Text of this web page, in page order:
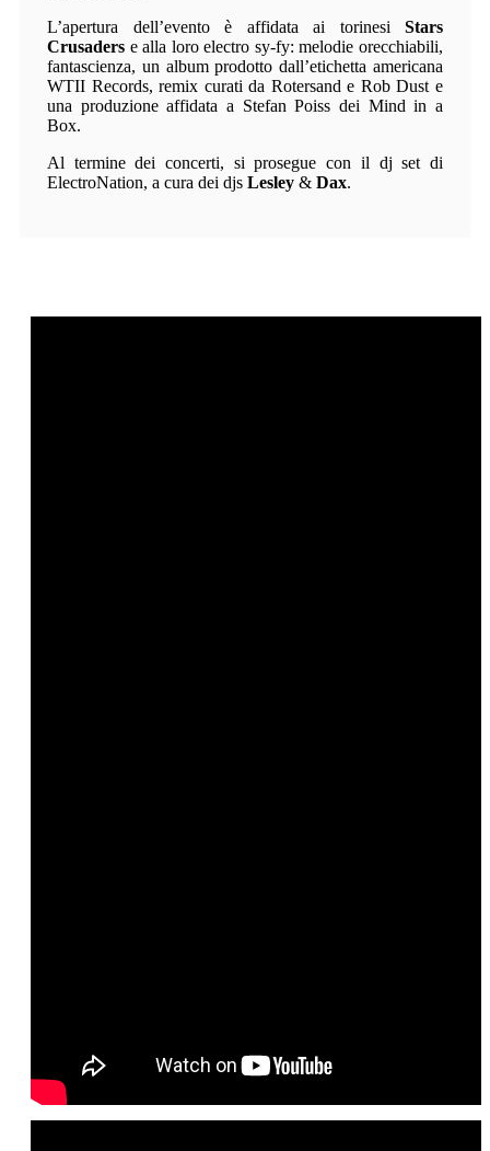
L’apertura dell’evento è affidata ai torinesi Stars
Crusaders e alla loro electro sy-fy: melodie orecchiabili,
fantascienza, un album prodotto dall’etichetta americana
WTII Records, remix curati da Rotersand e Rob Dust e
una produzione affidata a Stefan Poiss dei Mind in a
Box.
Al termine dei concerti, si prosegue con il dj set di
ElectroNation, a cura dei djs Lesley & Dax.